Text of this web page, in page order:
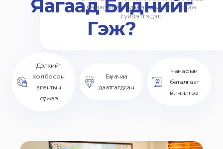
дамжуулан хурдан шуурхай хийж
гүйцэтгэдэг.
Яагаад Биднийг
Гэж?
Дэлхийг
холбосон
агентын
сүлжээ
Бүх ачаа
даатгагдсан
Чанарын
баталгаат
үйлчилгээ